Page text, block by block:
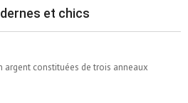
et chics
constituées de trois anneaux